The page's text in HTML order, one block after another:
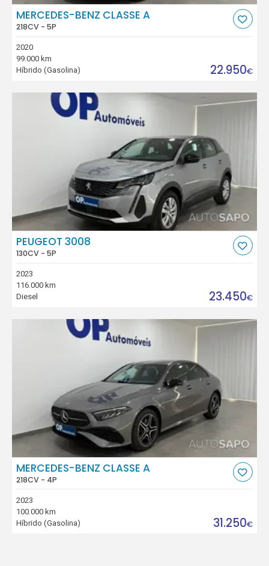
MERCEDES-BENZ CLASSE A
218CV - 5P
2020
99.000 km
Híbrido (Gasolina)
22.950€
PEUGEOT 3008
130CV - 5P
2023
116.000 km
Diesel
23.450€
MERCEDES-BENZ CLASSE A
218CV - 4P
2023
100.000 km
Híbrido (Gasolina)
31.250€